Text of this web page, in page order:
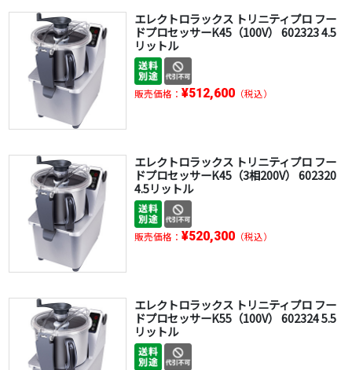
エレクトロラックス トリニティプロ フー
ドプロセッサーK45（100V） 602323 4.5
リットル
販売価格： ¥512,600（税込）
エレクトロラックス トリニティプロ フー
ドプロセッサーK45（3相200V） 602320
4.5リットル
販売価格： ¥520,300（税込）
エレクトロラックス トリニティプロ フー
ドプロセッサーK55（100V） 602324 5.5
リットル